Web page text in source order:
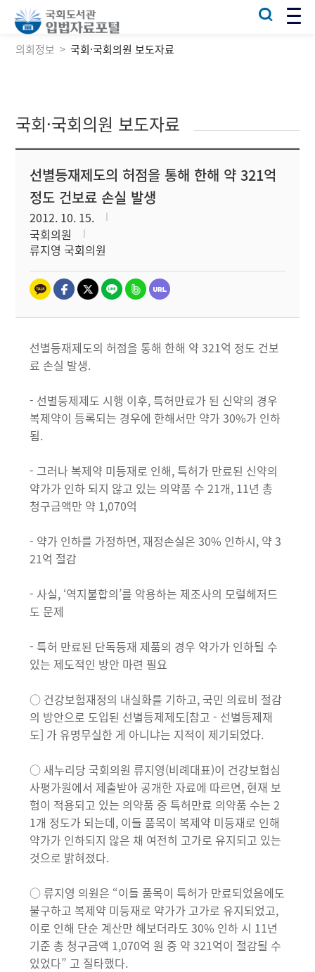
의회정보 국회·국회의원 보도자료
국회·국회의원 보도자료
선별등재제도의 허점을 통해 한해 약 321억
정도 건보료 손실 발생
2012. 10. 15.
국회의원
류지영 국회의원
선별등재제도의 허점을 통해 한해 약 321억 정도 건보
료 손실 발생.
- 선별등제제도 시행 이후, 특허만료가 된 신약의 경우
복제약이 등록되는 경우에 한해서만 약가 30%가 인하
됨.
- 그러나 복제약 미등재로 인해, 특허가 만료된 신약의
약가가 인하 되지 않고 있는 의약품 수 21개, 11년 총
청구금액만 약 1,070억
- 약가 인하를 가정하면, 재정손실은 30% 인하시, 약 3
21억 절감
- 사실, ‘역지불합의’를 악용하는 제조사의 모럴헤저드
도 문제
- 특허 만료된 단독등재 제품의 경우 약가가 인하될 수
있는 제도적인 방안 마련 필요
○ 건강보험재정의 내실화를 기하고, 국민 의료비 절감
의 방안으로 도입된 선별등제제도[참고 - 선별등제재
도] 가 유명무실한 게 아니냐는 지적이 제기되었다.
○ 새누리당 국회의원 류지영(비례대표)이 건강보험심
사평가원에서 제출받아 공개한 자료에 따르면, 현재 보
험이 적용되고 있는 의약품 중 특허만료 의약품 수는 2
1개 정도가 되는데, 이들 품목이 복제약 미등재로 인해
약가가 인하되지 않은 채 여전히 고가로 유지되고 있는
것으로 밝혀졌다.
○ 류지영 의원은 “이들 품목이 특허가 만료되었음에도
불구하고 복제약 미등재로 약가가 고가로 유지되었고,
이로 인해 단순 계산만 해보더라도 30% 인하 시 11년
기준 총 청구금액 1,070억 원 중 약 321억이 절감될 수
있었다” 고 질타했다.